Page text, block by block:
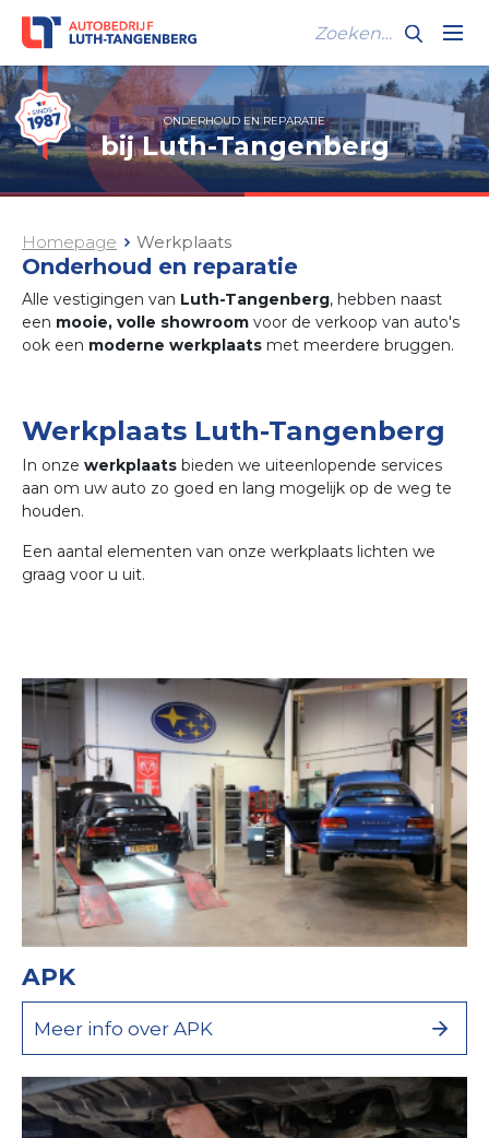
ONDERHOUD EN REPARATIE
bij Luth-Tangenberg
Homepage Werkplaats
Onderhoud en reparatie
Alle vestigingen van Luth-Tangenberg, hebben naast
een mooie, volle showroom voor de verkoop van auto's
ook een moderne werkplaats met meerdere bruggen.
Werkplaats Luth-Tangenberg
In onze werkplaats bieden we uiteenlopende services
aan om uw auto zo goed en lang mogelijk op de weg te
houden.
Een aantal elementen van onze werkplaats lichten we
graag voor u uit.
APK
Meer info over APK